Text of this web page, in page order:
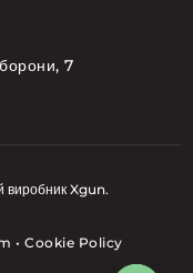
7
виробник Xgun.
•Cookie Policy